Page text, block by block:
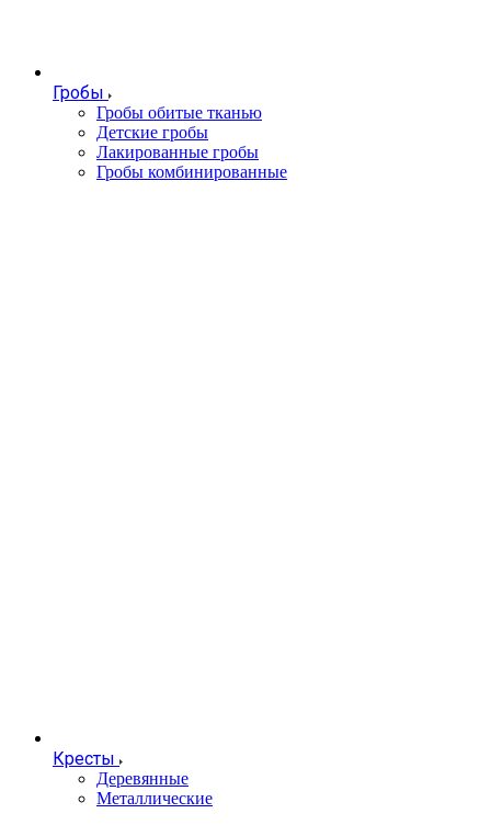
Гробы
Гробы обитые тканью
Детские гробы
Лакированные гробы
Гробы комбинированные
Кресты
Деревянные
Металлические